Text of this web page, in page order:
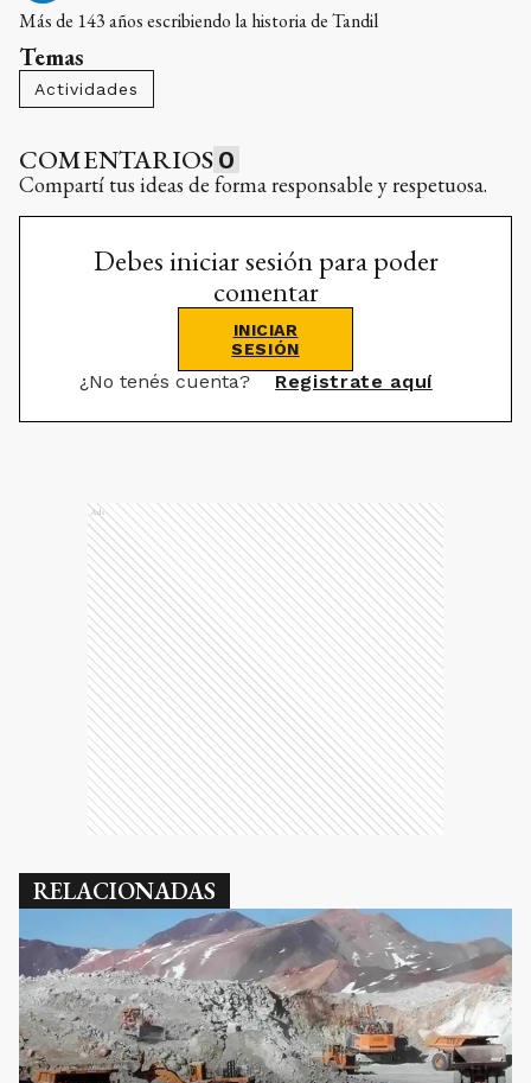
Más de 143 años escribiendo la historia de Tandil
Temas
Actividades
COMENTARIOS 0
Compartí tus ideas de forma responsable y respetuosa.
Debes iniciar sesión para poder
comentar
INICIAR
SESIÓN
¿No tenés cuenta? Registrate aquí
Ads
RELACIONADAS